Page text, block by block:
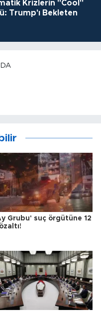
Krizlerin "Cool"
Trump'ı Bekleten
Grubu' suç örgütüne 12